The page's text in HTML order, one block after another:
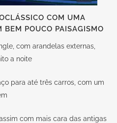
COM UMA
BEM POUCO PAISAGISMO
com arandelas externas,
a noite
para até três carros, com um
com mais cara das antigas